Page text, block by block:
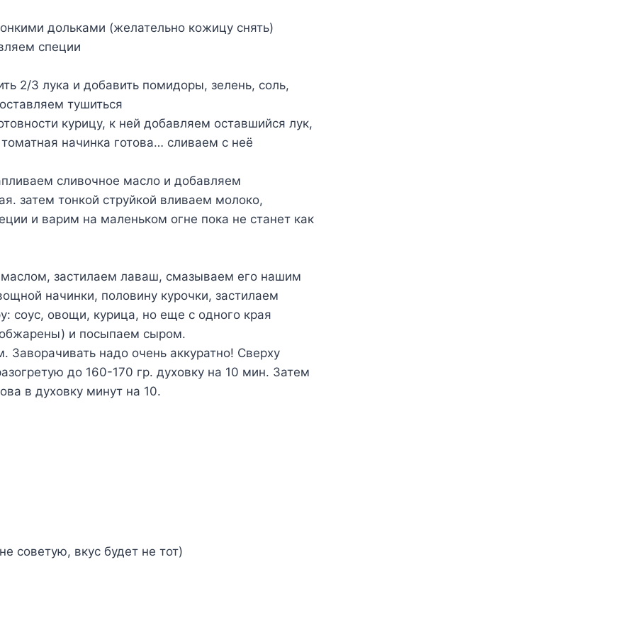
дольками (желательно кожицу снять)
специи
2/3 лука и добавить помидоры, зелень, соль,
тушиться
курицу, к ней добавляем оставшийся лук,
начинка готова… сливаем с неё
сливочное масло и добавляем
затем тонкой струйкой вливаем молоко,
и варим на маленьком огне пока не станет как
застилаем лаваш, смазываем его нашим
начинки, половину курочки, застилаем
соус, овощи, курица, но еще с одного края
и посыпаем сыром.
надо очень аккуратно! Сверху
до 160-170 гр. духовку на 10 мин. Затем
в духовку минут на 10.
советую, вкус будет не тот)